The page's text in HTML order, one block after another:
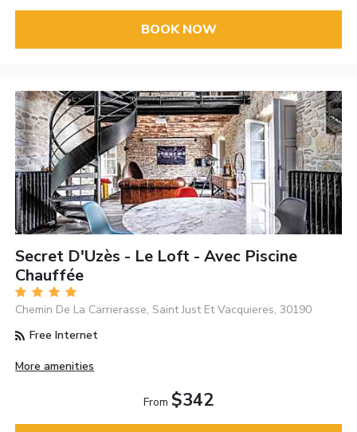
BOOK NOW
Secret D'Uzès - Le Loft - Avec Piscine
Chauffée
Chemin De La Carrierasse, Saint Just Et Vacquieres, 30190
Free Internet
More amenities
From $342